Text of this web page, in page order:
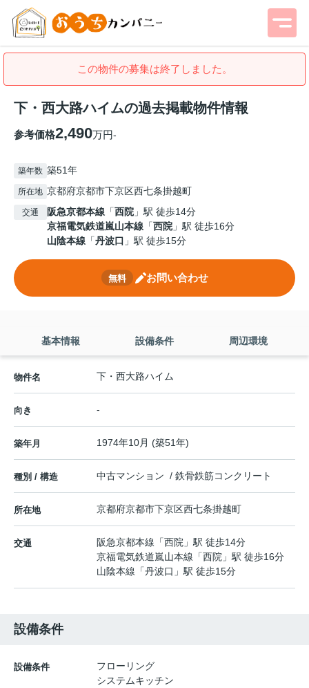
この物件の募集は終了しました。
下・西大路ハイムの過去掲載物件情報
参考価格2,490万円-
築年数 築51年
所在地 京都府京都市下京区西七条掛越町
交通 阪急京都本線 「西院 」駅 徒歩14分
京福電気鉄道嵐山本線 「西院 」駅 徒歩16分
山陰本線 「丹波口 」駅 徒歩15分
無料 お問い合わせ
基本情報 設備条件 周辺環境
物件名 下・西大路ハイム
向き -
築年月 1974年10月 (築51年)
種別 / 構造 中古マンション / 鉄骨鉄筋コンクリート
所在地 京都府京都市下京区西七条掛越町
交通 阪急京都本線 「西院 」駅 徒歩14分
京福電気鉄道嵐山本線 「西院 」駅 徒歩16分
山陰本線 「丹波口 」駅 徒歩15分
設備条件
設備条件
フローリング
システムキッチン